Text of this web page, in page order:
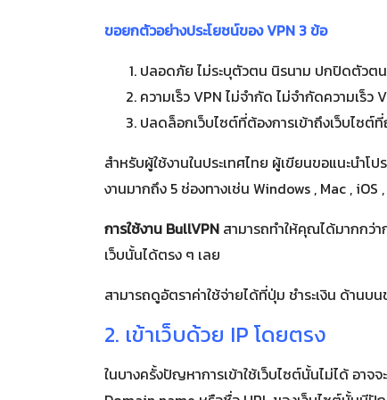
ขอยกตัวอย่างประโยชน์ของ VPN 3 ข้อ
ปลอดภัย ไม่ระบุตัวตน นิรนาม ปกปิดตัวต
ความเร็ว VPN ไม่จำกัด ไม่จำกัดความเร็
ปลดล็อกเว็บไซต์ที่ต้องการเข้าถึงเว็บไซต์
สำหรับผู้ใช้งานในประเทศไทย ผู้เขียนขอแนะนำโป
งานมากถึง 5 ช่องทางเช่น Windows , Mac ,
การใช้งาน BullVPN สามารถทำให้คุณได้มากกว่า
เว็บนั้นได้ตรง ๆ เลย
สามารถดูอัตราค่าใช้จ่ายได้ที่ปุ่ม ชำระเงิน ด้านบน
2. เข้าเว็บด้วย IP โดยตรง
ในบางครั้งปัญหาการเข้าใช้เว็บไซต์นั้นไม่ได้ อา